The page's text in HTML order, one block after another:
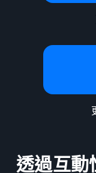
透過互動